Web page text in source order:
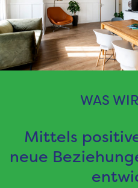
WAS
Mittels
neue